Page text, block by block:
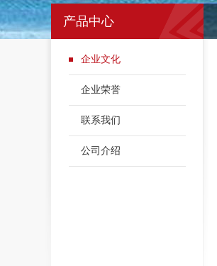
产品中心
企业文化
企业荣誉
联系我们
公司介绍